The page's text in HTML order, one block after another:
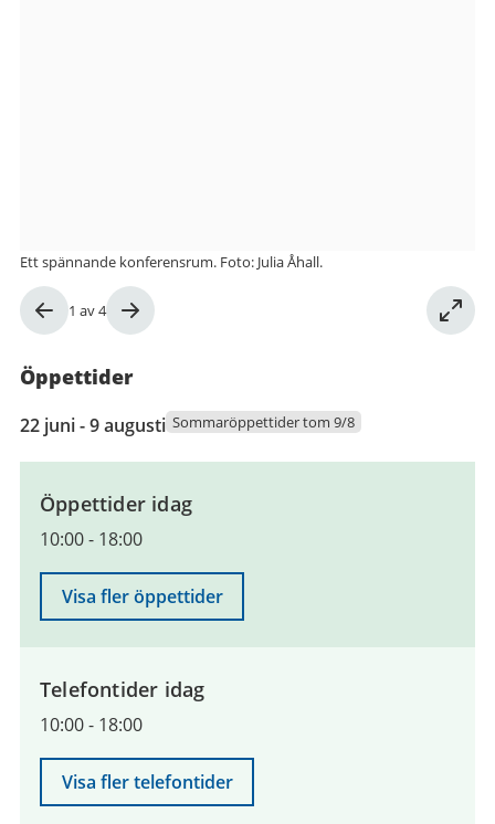
Bild
4
1 av4
Ett spännande konferensrum. Foto: Julia Åhall.
Öppettider
22
juni
2026
augusti
2026
22 juni - 9 augusti Sommaröppettider tom 9/8
Öppettider idag
10:00- 18:00
Visa fler öppettider
Telefontider idag
10:00- 18:00
Visa fler telefontider